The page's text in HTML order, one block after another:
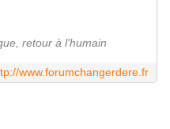
retour à l'humain
www.forumchangerdere.fr